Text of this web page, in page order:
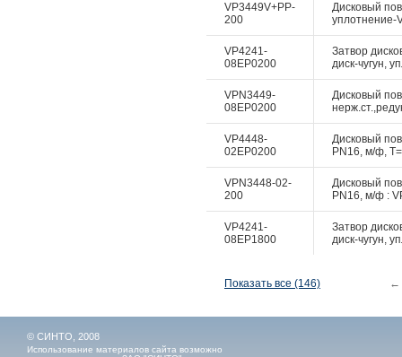
VP3449V+PP-
200
Дисковый
уплотнение-
VP4241-
08EP0200
Затвор
диск-чугун,
VPN3449-
08EP0200
Дисковый
VP4448-
02EP0200
Дисковый
PN16, м/ф,
VPN3448-02-
200
Дисковый
PN16, м/ф :
VP4241-
08EP1800
Затвор
диск-чугун,
Показать все (146) ←
© СИНТО, 2008
Использование материалов сайта возможно